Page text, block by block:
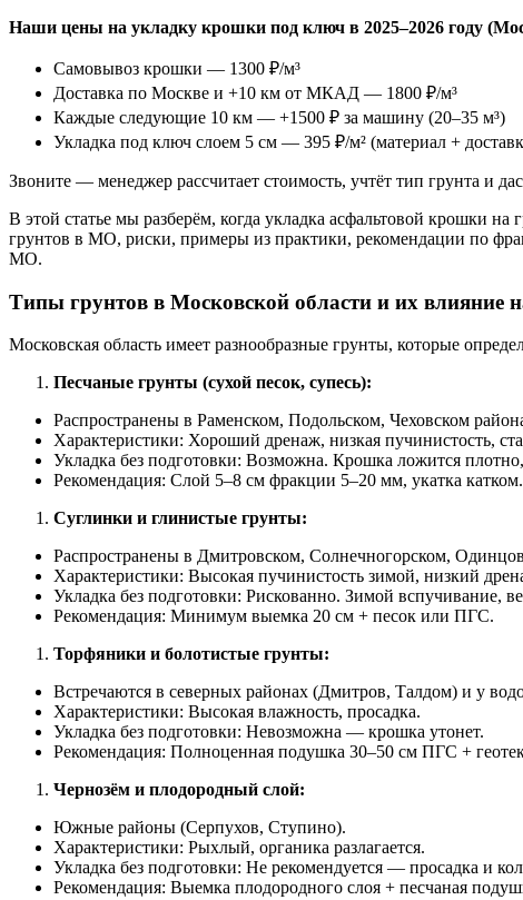
Наши цены на укладку крошки под ключ в 2025–2026 году
Самовывоз крошки — 1300 ₽/м³
Доставка по Москве и +10 км от МКАД — 1800 ₽/м³
Каждые следующие 10 км — +1500 ₽ за машину (20–35 м³)
Укладка под ключ слоем 5 см — 395 ₽/м² (материал +
Звоните — менеджер рассчитает стоимость, учтёт тип грунта и
В этой статье мы разберём, когда укладка асфальтовой крошки
грунтов в МО, риски, примеры из практики, рекомендации по
МО.
Типы грунтов в Московской области и их влияние
Московская область имеет разнообразные грунты, которые
Песчаные грунты (сухой песок, супесь):
Распространены в Раменском, Подольском, Чеховском
Характеристики: Хороший дренаж, низкая пучинистость,
Укладка без подготовки: Возможна. Крошка ложится
Рекомендация: Слой 5–8 см фракции 5–20 мм, укатка катком.
Суглинки и глинистые грунты:
Распространены в Дмитровском, Солнечногорском,
Характеристики: Высокая пучинистость зимой, низкий
Укладка без подготовки: Рискованно. Зимой вспучивание,
Рекомендация: Минимум выемка 20 см + песок или ПГС.
Торфяники и болотистые грунты:
Встречаются в северных районах (Дмитров, Талдом) и у
Характеристики: Высокая влажность, просадка.
Укладка без подготовки: Невозможна — крошка утонет.
Рекомендация: Полноценная подушка 30–50 см ПГС +
Чернозём и плодородный слой:
Южные районы (Серпухов, Ступино).
Характеристики: Рыхлый, органика разлагается.
Укладка без подготовки: Не рекомендуется — просадка и
Рекомендация: Выемка плодородного слоя + песчаная